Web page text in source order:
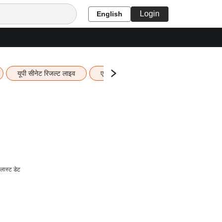
English Login
यूपी सीनेट रिजल्ट लाइव एचबीएसई 12वीं का रिजल्ट लाइव
डेट